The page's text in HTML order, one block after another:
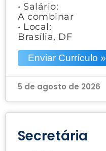
• Salário:
A combinar
• Local:
Brasília, DF
Enviar Currículo »
5 de agosto de 2026
Secretária